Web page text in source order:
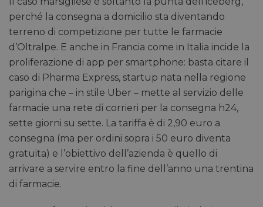
perché la consegna a domicilio sta diventando
terreno di competizione per tutte le farmacie
d’Oltralpe. E anche in Francia come in Italia incide la
proliferazione di app per smartphone: basta citare il
caso di Pharma Express, startup nata nella regione
parigina che – in stile Uber – mette al servizio delle
farmacie una rete di corrieri per la consegna h24,
sette giorni su sette. La tariffa è di 2,90 euro a
consegna (ma per ordini sopra i 50 euro diventa
gratuita) e l’obiettivo dell’azienda è quello di
arrivare a servire entro la fine dell’anno una trentina
di farmacie.